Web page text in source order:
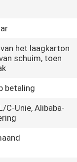
het laagkarton
schuim, toen
betaling
C-Unie, Alibaba-